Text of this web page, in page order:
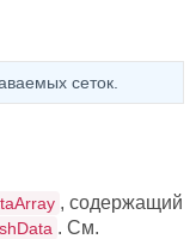
сеток.
, содержащий
. См.